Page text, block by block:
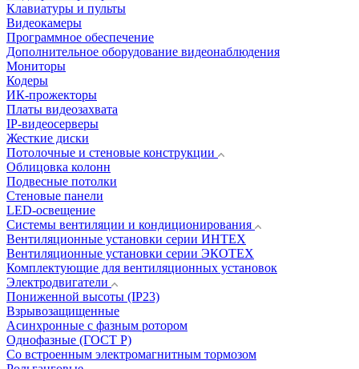
Клавиатуры и пульты
Видеокамеры
Программное обеспечение
Дополнительное оборудование видеонаблюдения
Мониторы
Кодеры
ИК-прожекторы
Платы видеозахвата
IP-видеосерверы
Жесткие диски
Потолочные и стеновые конструкции
Облицовка колонн
Подвесные потолки
Стеновые панели
LED-освещение
Системы вентиляции и кондиционирования
Вентиляционные установки серии ИНТЕХ
Вентиляционные установки серии ЭКОТЕХ
Комплектующие для вентиляционных установок
Электродвигатели
Пониженной высоты (IP23)
Взрывозащищенные
Асинхронные с фазным ротором
Однофазные (ГОСТ Р)
Со встроенным электромагнитным тормозом